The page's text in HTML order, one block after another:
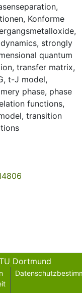
,
, Konforme
,
, strongly
quantum
, transfer matrix,
, t-J model,
phase, phase
functions,
, transition
Dortmund